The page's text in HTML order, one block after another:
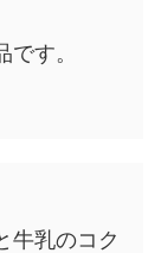
す。
牛乳のコク